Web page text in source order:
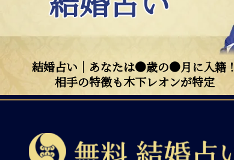
結婚占い｜あなたは●歳の●月に入籍！
相手の特徴も木下レオンが特定